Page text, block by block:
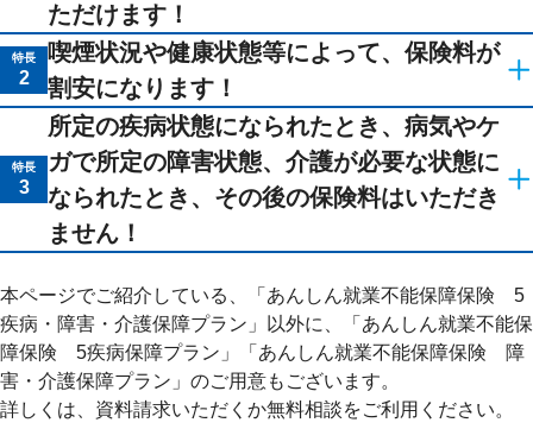
ただけます！
5疾病の治療で入院をしたとき、一時金をお受
け取りいただけます。（５疾病初期入院給付
金）
5疾病の治療のため所定の入院をしたとき、就業不能保険金
（基準給付金月額）の２か月分をお受け取りいただけます。
支払限度回数は保険期間を通じて1回です。
特長
2
喫煙状況や健康状態等によって、保険料が
割安になります！
喫煙状況や健康状態等が当社の定める基準 を満たす場合、標準
保険料率よりも割安な保険料でお申し込みいただけます。
特長
3
所定の疾病状態になられたとき、病気やケ
ガで所定の障害状態、介護が必要な状態に
なられたとき、その後の保険料はいただき
ません！
障害状態、介護が必要な所定の状態 になられたとき、将来の保
険料のお払込みが不要となります。
●責任開始日からその日を含めて90日を経過する日まで（責任開始期前
を含みます。）に悪性新生物（がん）に罹患したときは、所定の疾病
状態による保険料払込みの免除はできません。また、その後新たに悪
本ページでご紹介している、「あんしん就業不能保障保険 5
疾病・障害・介護保障プラン」以外に、「あんしん就業不能保
障保険 5疾病保障プラン」「あんしん就業不能保障保険 障
害・介護保障プラン」のご用意もございます。
詳しくは、資料請求いただくか無料相談をご利用ください。